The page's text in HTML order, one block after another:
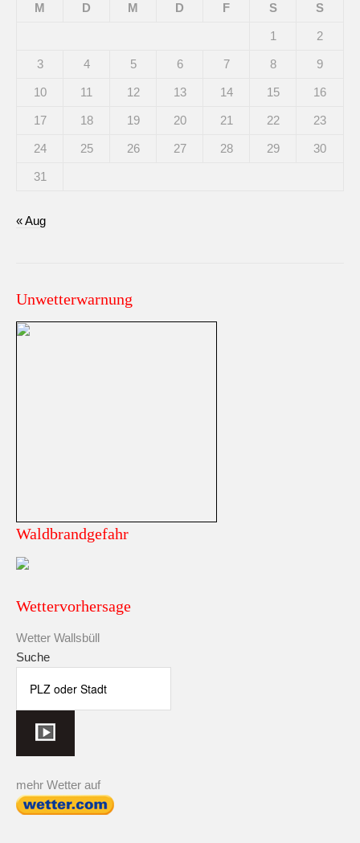
M D M D F S S
1 2
3 4 5 6 7 8 9
10 11 12 13 14 15 16
17 18 19 20 21 22 23
24 25 26 27 28 29 30
31
« Aug
Unwetterwarnung
Waldbrandgefahr
Wettervorhersage
Wetter Wallsbüll
Suche
mehr Wetter auf